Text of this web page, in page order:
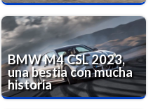
BMW M4 CSL 2023,
una bestia con mucha
historia